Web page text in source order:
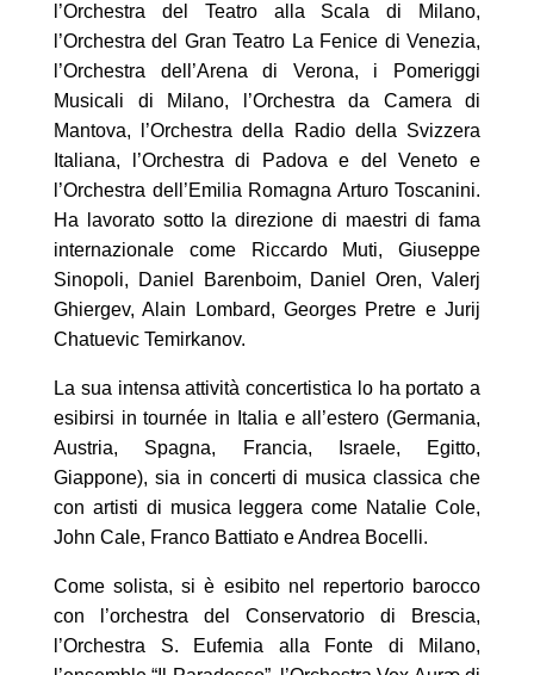
l’Orchestra del Teatro alla Scala di Milano,
l’Orchestra del Gran Teatro La Fenice di Venezia,
l’Orchestra dell’Arena di Verona, i Pomeriggi
Musicali di Milano, l’Orchestra da Camera di
Mantova, l’Orchestra della Radio della Svizzera
Italiana, l’Orchestra di Padova e del Veneto e
l’Orchestra dell’Emilia Romagna Arturo Toscanini.
Ha lavorato sotto la direzione di maestri di fama
internazionale come Riccardo Muti, Giuseppe
Sinopoli, Daniel Barenboim, Daniel Oren, Valerj
Ghiergev, Alain Lombard, Georges Pretre e Jurij
Chatuevic Temirkanov.
La sua intensa attività concertistica lo ha portato a
esibirsi in tournée in Italia e all’estero (Germania,
Austria, Spagna, Francia, Israele, Egitto,
Giappone), sia in concerti di musica classica che
con artisti di musica leggera come Natalie Cole,
John Cale, Franco Battiato e Andrea Bocelli.
Come solista, si è esibito nel repertorio barocco
con l’orchestra del Conservatorio di Brescia,
l’Orchestra S. Eufemia alla Fonte di Milano,